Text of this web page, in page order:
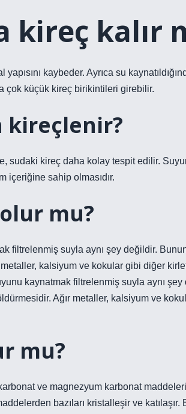
kireç kalır
kaybeder. Ayrıca su
çok küçük kireç birikintileri girebilir.
kireçlenir?
kireç daha kolay tespit edilir.
içeriğine sahip olmasıdır.
mu?
filtrelenmiş suyla aynı şey değildir.
kalsiyum ve kokular gibi diğer
kaynatmak filtrelenmiş suyla aynı
Ağır metaller, kalsiyum ve
mu?
ve magnezyum karbonat
bazıları kristalleşir ve